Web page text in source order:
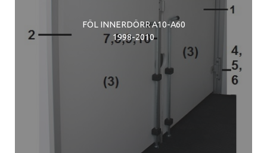
FÖL INNERDÖRR A10-A60
1998-2010